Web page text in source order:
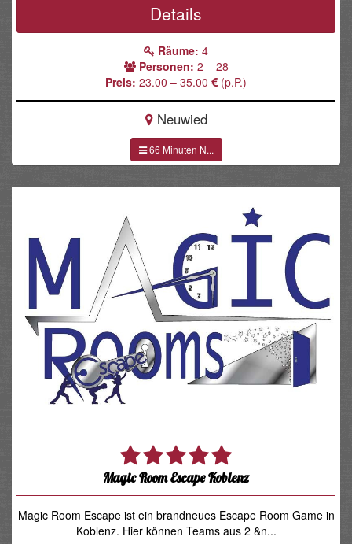
Details
Räume: 4
Personen: 2 – 28
Preis: 23.00 – 35.00 (p.P.)
Neuwied
66 Minuten N...
Magic Room Escape Koblenz
Magic Room Escape ist ein brandneues Escape Room Game in
Koblenz. Hier können Teams aus 2 &n...